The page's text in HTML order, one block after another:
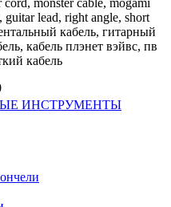
ИНСТРУМЕНТЫ
guitar lead, right angle, short
кабель, гитарный
кабель плэнет вэйвс, пв
кабель